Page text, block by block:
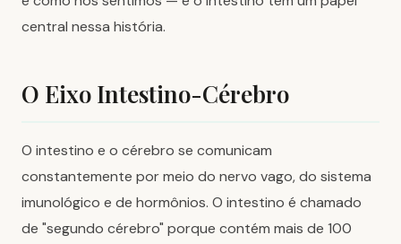
central nessa história.
O Eixo Intestino-Cérebro
O intestino e o cérebro se comunicam
constantemente por meio do nervo vago, do sistema
imunológico e de hormônios. O intestino é chamado
de "segundo cérebro" porque contém mais de 100